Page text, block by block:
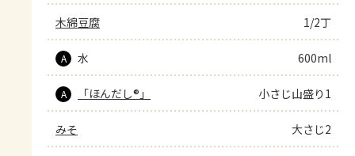
木綿豆腐 1/2丁
A 水 600ml
A 「ほんだし®」 小さじ山盛り1
みそ 大さじ2